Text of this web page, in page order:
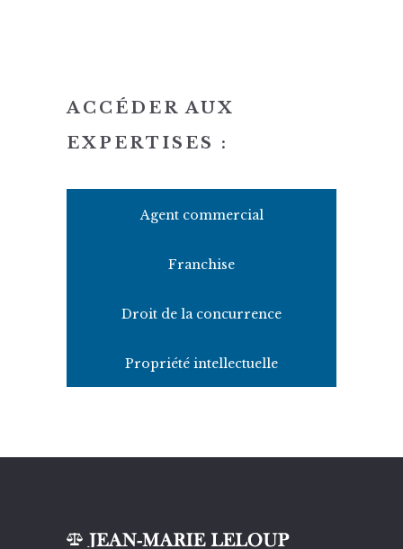
ACCÉDER AUX
EXPERTISES :
Agent commercial
Franchise
Droit de la concurrence
Propriété intellectuelle